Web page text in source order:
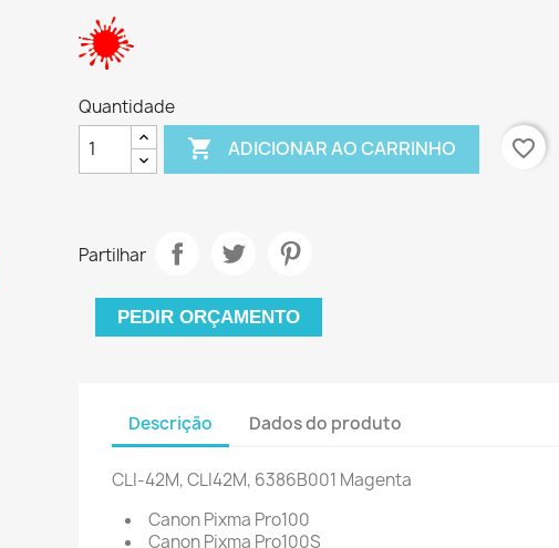
Quantidade
 ADICIONAR AO CARRINHO favorite_border
Partilhar
PEDIR ORÇAMENTO
Descrição Dados do produto
CLI-42M, CLI42M, 6386B001 Magenta
Canon Pixma Pro100
Canon Pixma Pro100S